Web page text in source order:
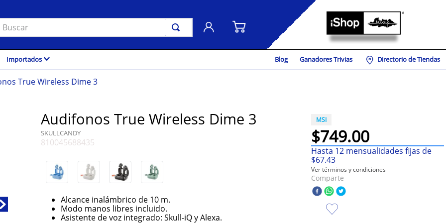
Importados Blog Ganadores Trivias Directorio de Tiendas
True Wireless Dime 3
Audifonos True Wireless Dime 3
SKULLCANDY
810045688435
Alcance inalámbrico de 10 m.
Modo manos libres incluido.
Asistente de voz integrado: Skull-iQ y Alexa.
MSI
$749.00
Hasta 12mensualidades fijas de
$67.43
Ver términos y condiciones
Comparte